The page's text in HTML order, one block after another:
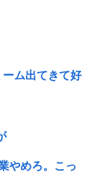
ム出てきて好
やめろ。こっ